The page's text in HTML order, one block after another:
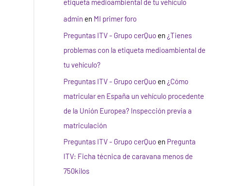
etiqueta medioambiental de tu vehículo
admin en MI primer foro
Preguntas ITV - Grupo cerQuo en ¿Tienes
problemas con la etiqueta medioambiental de
tu vehículo?
Preguntas ITV - Grupo cerQuo en ¿Cómo
matricular en España un vehículo procedente
de la Unión Europea? Inspección previa a
matriculación
Preguntas ITV - Grupo cerQuo en Pregunta
ITV: Ficha técnica de caravana menos de
750kilos